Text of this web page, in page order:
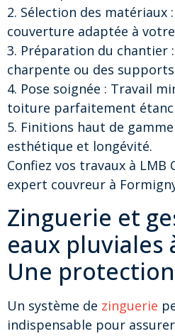
2. Sélection des matériaux
couverture adaptée à
3. Préparation du chantier
charpente ou des supports
4. Pose soignée : Travail
toiture parfaitement
5. Finitions haut de
esthétique et longévité.
Confiez vos travaux à LMB
expert couvreur à
Zinguerie et
eaux pluviales
Une
Un système de zinguerie
indispensable pour